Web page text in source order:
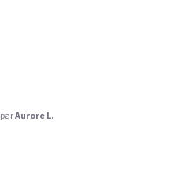
parAurore L.